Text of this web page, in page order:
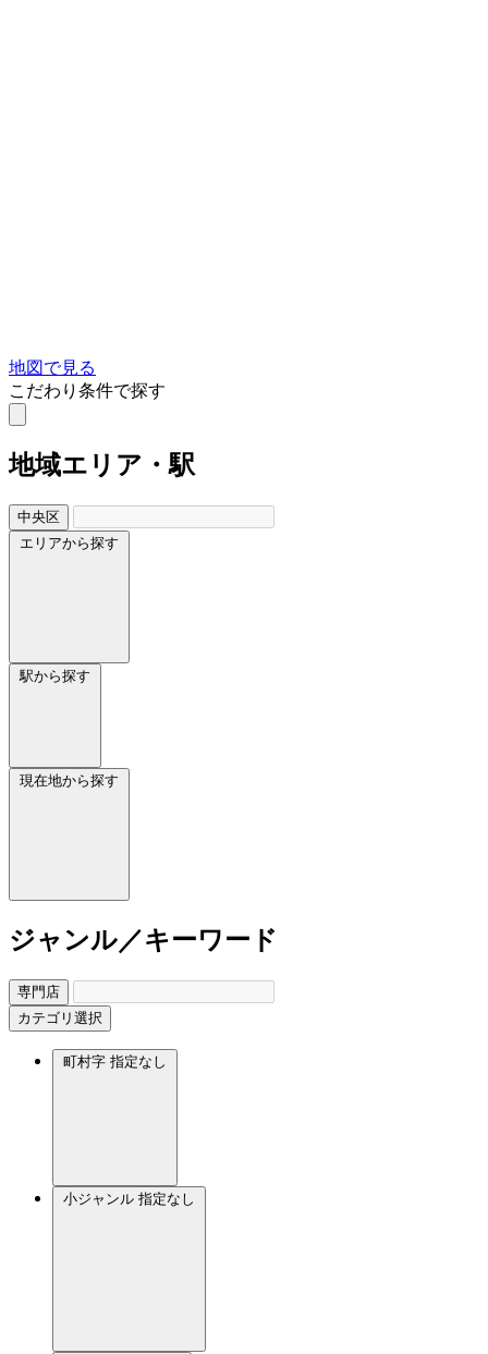
地図で見る
こだわり条件で探す
地域エリア・駅
中央区
エリアから探す
駅から探す
現在地から探す
ジャンル／キーワード
専門店
カテゴリ選択
町村字 指定なし
小ジャンル 指定なし